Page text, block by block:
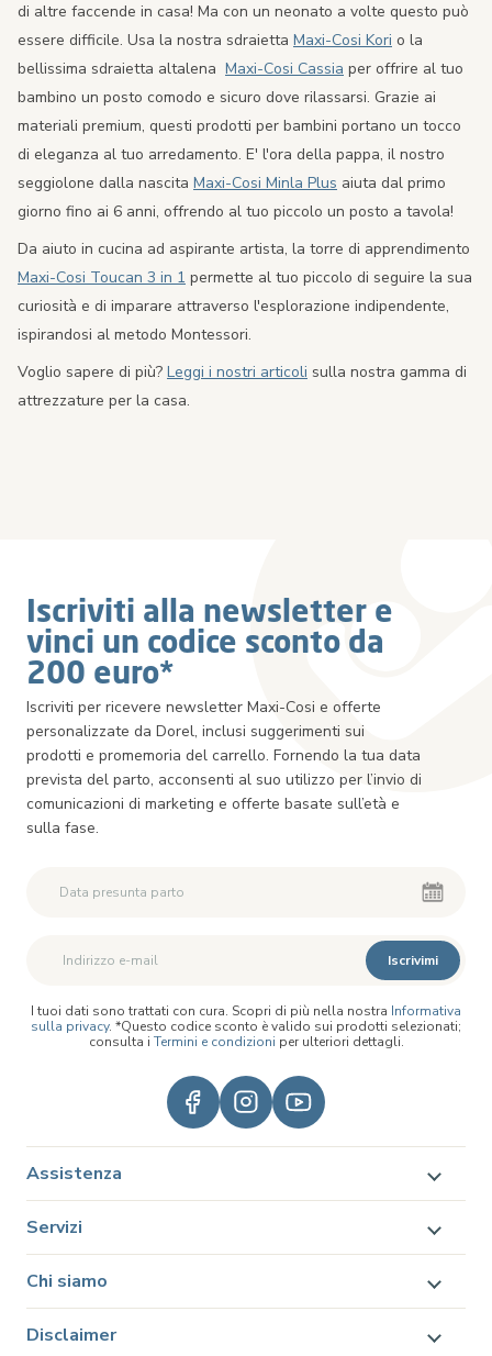
di altre faccende in casa! Ma con un neonato a volte questo può
essere difficile. Usa la nostra sdraietta Maxi-Cosi Kori o la
bellissima sdraietta altalena Maxi-Cosi Cassia per offrire al tuo
bambino un posto comodo e sicuro dove rilassarsi. Grazie ai
materiali premium, questi prodotti per bambini portano un tocco
di eleganza al tuo arredamento. E' l'ora della pappa, il nostro
seggiolone dalla nascita Maxi-Cosi Minla Plus aiuta dal primo
giorno fino ai 6 anni, offrendo al tuo piccolo un posto a tavola!
Da aiuto in cucina ad aspirante artista, la torre di apprendimento
Maxi-Cosi Toucan 3 in 1 permette al tuo piccolo di seguire la sua
curiosità e di imparare attraverso l'esplorazione indipendente,
ispirandosi al metodo Montessori.
Voglio sapere di più? Leggi i nostri articoli sulla nostra gamma di
attrezzature per la casa.
Iscriviti alla newsletter e
vinci un codice sconto da
200 euro*
Iscriviti per ricevere newsletter Maxi-Cosi e offerte
personalizzate da Dorel, inclusi suggerimenti sui
prodotti e promemoria del carrello. Fornendo la tua data
prevista del parto, acconsenti al suo utilizzo per l’invio di
comunicazioni di marketing e offerte basate sull’età e
sulla fase.
Iscrivimi
I tuoi dati sono trattati con cura. Scopri di più nella nostra Informativa
sulla privacy. *Questo codice sconto è valido sui prodotti selezionati;
consulta i Termini e condizioni per ulteriori dettagli.
Assistenza
Servizi
Chi siamo
Disclaimer